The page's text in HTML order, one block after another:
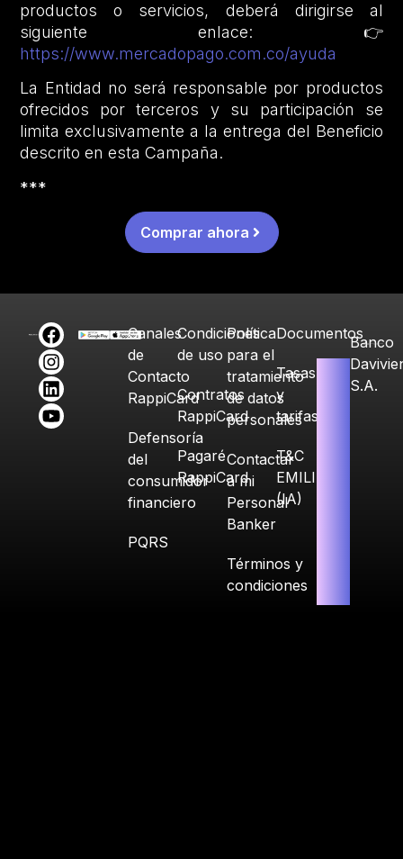
productos o servicios, deberá dirigirse al
siguiente enlace: 👉
https://www.mercadopago.com.co/ayuda
La Entidad no será responsable por productos
ofrecidos por terceros y su participación se
limita exclusivamente a la entrega del Beneficio
descrito en esta Campaña.
***
Comprar ahora
Canales
de
Contacto
RappiCard
Defensoría
del
consumidor
financiero
PQRS
Condiciones
de uso
Contratos
RappiCard
Pagaré
RappiCard
Política
para el
tratamiento
de datos
personales
Contactar
a mi
Personal
Banker
Términos y
condiciones
Documentos
Tasas
y
tarifas
T&C
EMILIA
(IA)
Banco
S.A.